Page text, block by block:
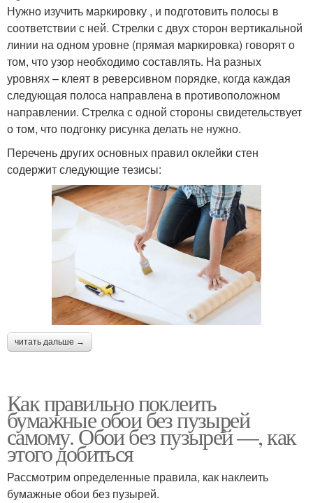
Нужно изучить маркировку , и подготовить полосы в
соответствии с ней. Стрелки с двух сторон вертикальной
линии на одном уровне (прямая маркировка) говорят о
том, что узор необходимо составлять. На разных
уровнях – клеят в реверсивном порядке, когда каждая
следующая полоса направлена в противоположном
направлении. Стрелка с одной стороны свидетельствует
о том, что подгонку рисунка делать не нужно.
Перечень других основных правил оклейки стен
содержит следующие тезисы:
читать дальше →
Как правильно поклеить
бумажные обои без пузырей
самому. Обои без пузырей —, как
этого добиться
Рассмотрим определенные правила, как наклеить
бумажные обои без пузырей.